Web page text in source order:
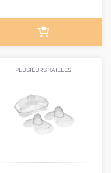
PLUSIEURS TAILLES